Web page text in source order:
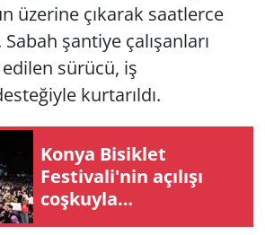
üzerine çıkarak saatlerce
şantiye çalışanları
sürücü, iş
kurtarıldı.
Konya Bisiklet
Festivali'nin açılışı
coşkuyla
gerçekleştirildi